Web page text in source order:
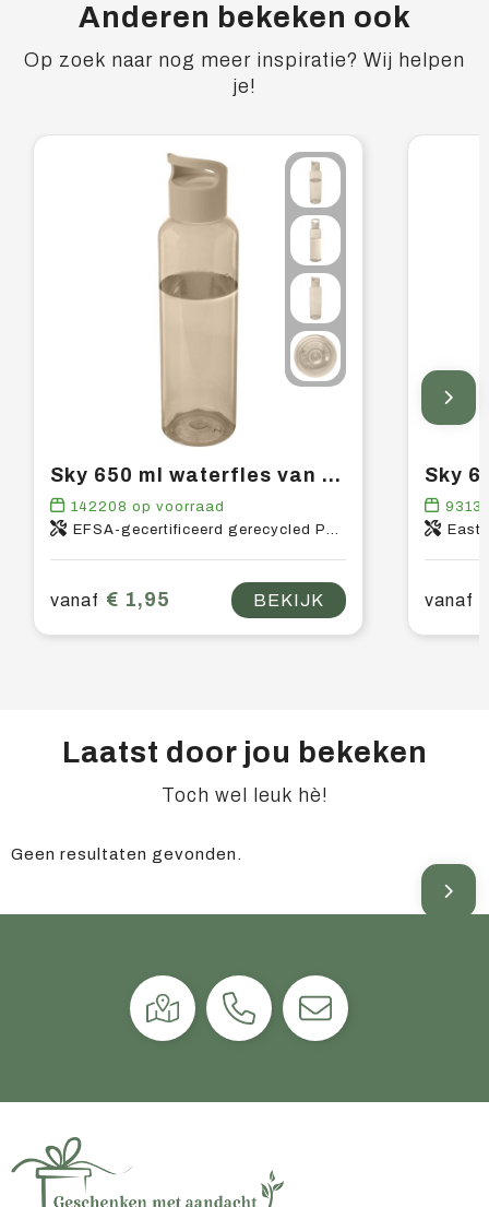
Anderen bekeken ook
Op zoek naar nog meer inspiratie? Wij helpen
je!
Sky 650 ml waterfles van gerecycled plastic
142208 op voorraad
EFSA-gecertificeerd gerecycled PET-kunststof, PP-kunststof
vanaf € 1,95 BEKIJK vanaf
Laatst door jou bekeken
Toch wel leuk hè!
Geen resultaten gevonden.